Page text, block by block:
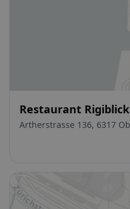
Restaurant Rigiblick
Artherstrasse 136, 6317